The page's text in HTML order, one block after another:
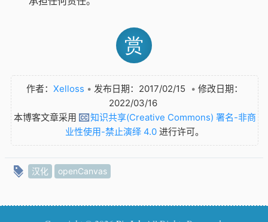
赏
作者： Xelloss • 发布日期：2017/02/15 • 修改日期：
2022/03/16
本博客文章采用
知识共享(Creative Commons) 署名-非商
业性使用-禁止演绎 4.0 进行许可。
汉化 openCanvas